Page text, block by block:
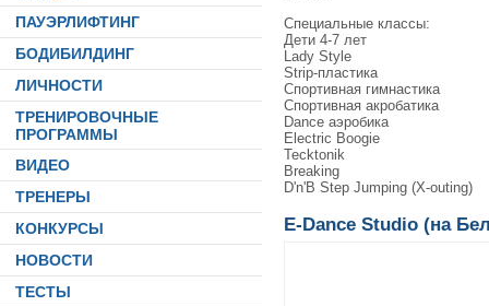
ПАУЭРЛИФТИНГ
БОДИБИЛДИНГ
ЛИЧНОСТИ
ТРЕНИРОВОЧНЫЕ
ПРОГРАММЫ
ВИДЕО
ТРЕНЕРЫ
КОНКУРСЫ
НОВОСТИ
ТЕСТЫ
Cпециальные классы:
Дети 4-7 лет
Lady Style
Strip-пластика
Спортивная гимнастика
Спортивная акробатика
Dance аэробика
Electric Boogie
Tecktonik
Breaking
D'n'B Step Jumping (X-outing)
E-Dance Studio (на